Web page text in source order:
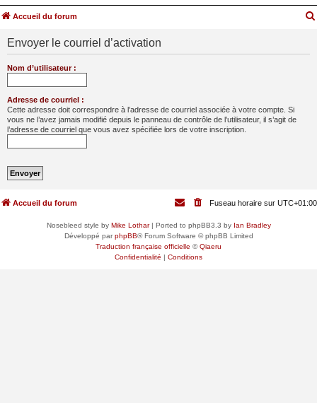
Accueil du forum
Envoyer le courriel d’activation
Nom d’utilisateur :
Adresse de courriel :
Cette adresse doit correspondre à l’adresse de courriel associée à votre compte. Si
vous ne l’avez jamais modifié depuis le panneau de contrôle de l’utilisateur, il s’agit de
l’adresse de courriel que vous avez spécifiée lors de votre inscription.
Accueil du forum Fuseau horaire sur UTC+01:00
Nosebleed style by Mike Lothar| Ported to phpBB3.3 by Ian Bradley
Développé parphpBB® Forum Software © phpBB Limited
Traduction française officielle ©Qiaeru
Confidentialité | Conditions